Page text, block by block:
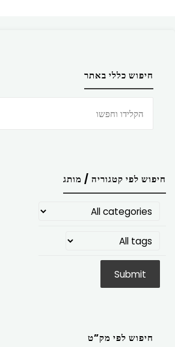
חיפוש כללי באתר
חיפוש לפי קטגוריה / מותג
חיפוש לפי מק”ט